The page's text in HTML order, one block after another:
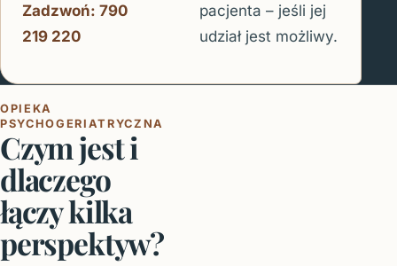
Zadzwoń: 790
219 220
pacjenta – jeśli jej
udział jest możliwy.
OPIEKA
PSYCHOGERIATRYCZNA
Czym jest i
dlaczego
łączy kilka
perspektyw?